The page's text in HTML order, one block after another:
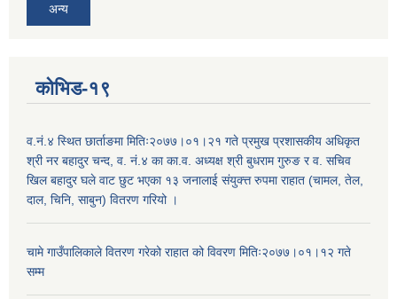
अन्य
कोभिड-१९
व.नं.४ स्थित छार्ताङमा मितिः२०७७।०१।२१ गते प्रमुख प्रशासकीय अधिकृत
श्री नर बहादुर चन्द, व. नं.४ का का.व. अध्यक्ष श्री बुधराम गुरुङ र व. सचिव
खिल बहादुर घले वाट छुट भएका १३ जनालाई संयुक्त्त रुपमा राहात (चामल, तेल,
दाल, चिनि, साबुन) वितरण गरियो ।
चामे गाउँपालिकाले वितरण गरेको राहात को विवरण मितिः२०७७।०१।१२ गते
सम्म